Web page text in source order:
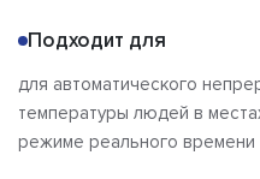
Подходит для
для автоматического
температуры людей в
режиме реального времени